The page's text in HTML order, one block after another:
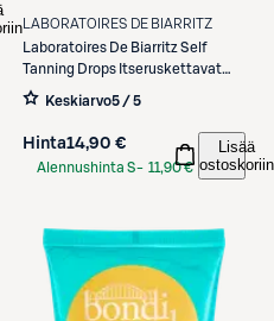
LABORATOIRES DE BIARRITZ
Laboratoires De Biarritz Self
Tanning Drops Itseruskettavat
tipat 20ml
Keskiarvo5 / 5
Hinta14,90 €
Alennushinta S- 11,90 €
Lisää
ostoskoriin